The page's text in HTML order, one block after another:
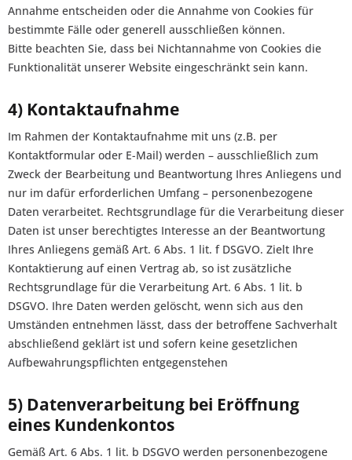
Annahme entscheiden oder die Annahme von Cookies für
bestimmte Fälle oder generell ausschließen können.
Bitte beachten Sie, dass bei Nichtannahme von Cookies die
Funktionalität unserer Website eingeschränkt sein kann.
4) Kontaktaufnahme
Im Rahmen der Kontaktaufnahme mit uns (z.B. per
Kontaktformular oder E-Mail) werden – ausschließlich zum
Zweck der Bearbeitung und Beantwortung Ihres Anliegens und
nur im dafür erforderlichen Umfang – personenbezogene
Daten verarbeitet. Rechtsgrundlage für die Verarbeitung dieser
Daten ist unser berechtigtes Interesse an der Beantwortung
Ihres Anliegens gemäß Art. 6 Abs. 1 lit. f DSGVO. Zielt Ihre
Kontaktierung auf einen Vertrag ab, so ist zusätzliche
Rechtsgrundlage für die Verarbeitung Art. 6 Abs. 1 lit. b
DSGVO. Ihre Daten werden gelöscht, wenn sich aus den
Umständen entnehmen lässt, dass der betroffene Sachverhalt
abschließend geklärt ist und sofern keine gesetzlichen
Aufbewahrungspflichten entgegenstehen
5) Datenverarbeitung bei Eröffnung
eines Kundenkontos
Gemäß Art. 6 Abs. 1 lit. b DSGVO werden personenbezogene